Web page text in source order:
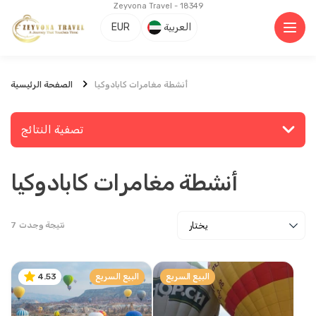
Zeyvona Travel - 18349
EUR العربية
الصفحة الرئيسية أنشطة مغامرات كابادوكيا
تصفية النتائج
ابحث عن مكان أو نشاط
يستكشف
أنشطة مغامرات كابادوكيا
7 نتيجة وجدت
4.53 البيع السريع البيع السريع